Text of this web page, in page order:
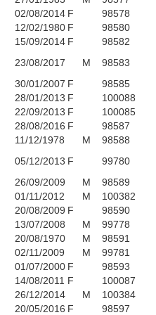
02/08/2014 F
98578
12/02/1980 F
98580
15/09/2014 F
98582
23/08/2017 M
98583
30/01/2007 F
98585
28/01/2013 F
100088
22/09/2013 F
100085
28/08/2016 F
98587
11/12/1978 M
98588
05/12/2013 F
99780
26/09/2009 M
98589
01/11/2012 M
100382
20/08/2009 F
98590
13/07/2008 M
99778
20/08/1970 M
98591
02/11/2009 M
99781
01/07/2000 F
98593
14/08/2011 F
100087
26/12/2014 M
100384
20/05/2016 F
98597